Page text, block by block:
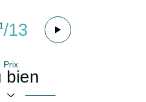
/13
Prix
bien